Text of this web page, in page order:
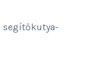
segítőkutya-